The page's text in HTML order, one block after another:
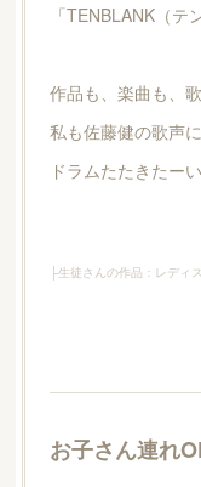
「TENBLANK（テ
作品も、楽曲も、歌
私も佐藤健の歌声
ドラムたたきたーい
├生徒さんの作品：レディ
お子さん連れ